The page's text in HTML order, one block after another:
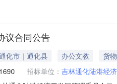
议合同公告
化市｜通化县 办公文教
货物
招标单位： 吉林通化陆港经